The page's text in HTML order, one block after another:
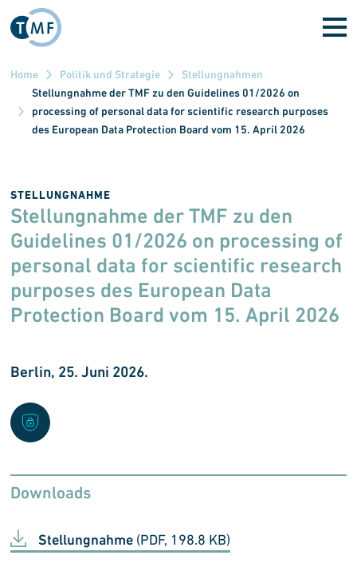
Direkt zum Inhalt
Home Politik und Strategie
Stellungnahmen
Stellungnahme der TMF zu den Guidelines 01/2026 on
processing of personal data for scientific research purposes
des European Data Protection Board vom 15. April 2026
STELLUNGNAHME
Stellungnahme der TMF zu den
Guidelines 01/2026 on processing of
personal data for scientific research
purposes des European Data
Protection Board vom 15. April 2026
Berlin, 25. Juni 2026.
Downloads
Stellungnahme (PDF, 198.8 KB)